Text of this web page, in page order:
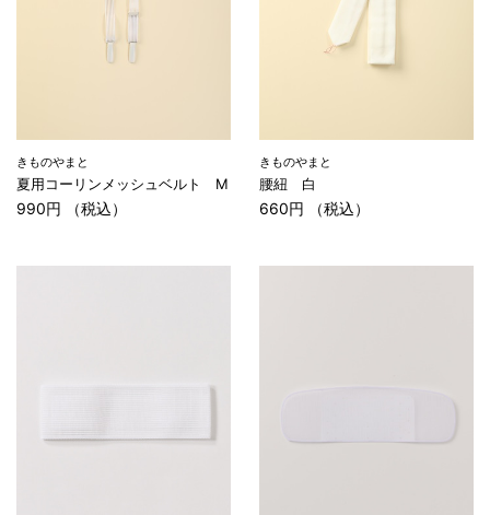
きものやまと
夏用コーリンメッシュベルト M
990円 （税込）
きものやまと
腰紐 白
660円 （税込）